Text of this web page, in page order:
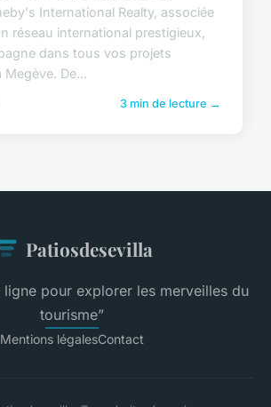
International Realty, associée
réseau international prestigieux,
dans tous vos projets
Megève. De...
3 min de lecture →
Patiosdesevilla
ligne pour explorer les merveilles du
tourisme”
Mentions légalesContact